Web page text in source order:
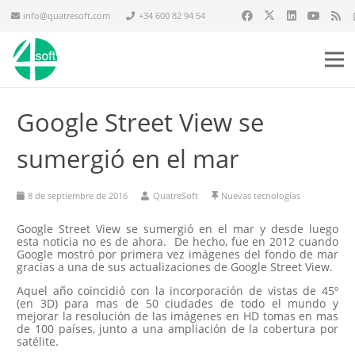
info@quatresoft.com +34 600 82 94 54
Google Street View se
sumergió en el mar
8 de septiembre de 2016 QuatreSoft Nuevas tecnologías
Google Street View se sumergió en el mar y desde luego
esta noticia no es de ahora. De hecho, fue en 2012 cuando
Google mostró por primera vez imágenes del fondo de mar
gracias a una de sus actualizaciones de Google Street View.
Aquel año coincidió con la incorporación de vistas de 45º
(en 3D) para mas de 50 ciudades de todo el mundo y
mejorar la resolución de las imágenes en HD tomas en mas
de 100 países, junto a una ampliación de la cobertura por
satélite.